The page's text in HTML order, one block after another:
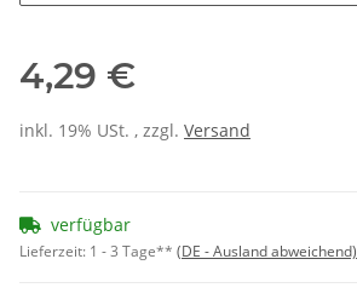
4,29 €
inkl. 19% USt. , zzgl. Versand
verfügbar
Lieferzeit: 1 - 3 Tage** (DE - Ausland abweichend)